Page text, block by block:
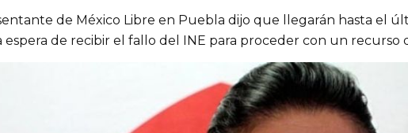
de México Libre en Puebla dijo que llegarán hasta el
espera de recibir el fallo del INE para proceder con un recurso